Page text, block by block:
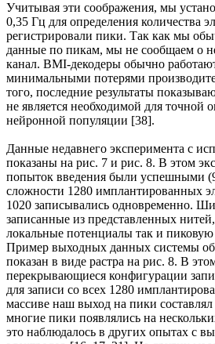
Учитывая эти соображения, мы
0,35 Гц для определения количества
регистрировали пики. Так как мы
данные по пикам, мы не сообщаем о
канал. BMI-декодеры обычно
минимальными потерями
того, последние результаты
не является необходимой для точной
нейронной популяции [38].
Данные недавнего эксперимента с
показаны на рис. 7 и рис. 8. В этом
попыток введения были успешными
сложности 1280 имплантированных
1020 записывались одновременно.
записанные из представленных
локальные потенциалы так и пиковую
Пример выходных данных системы
показан в виде растра на рис. 8. В
перекрывающиеся конфигурации
для записи со всех 1280
массиве наш выход на пики
многие пики появлялись на
это наблюдалось в других опытах с